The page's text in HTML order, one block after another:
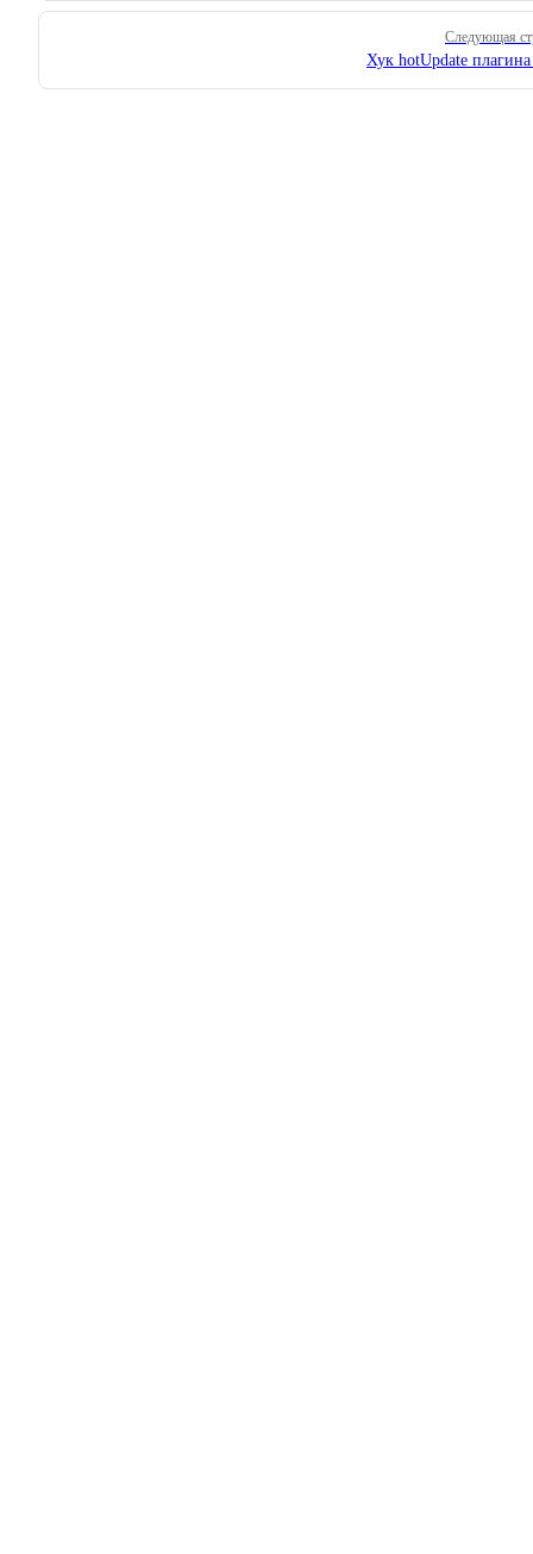
Следующая
Хук hotUpdate